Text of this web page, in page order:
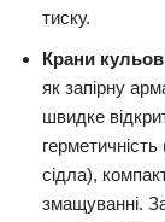
тиску.
Крани
як запірну
швидке
сідла),
змащуванні.